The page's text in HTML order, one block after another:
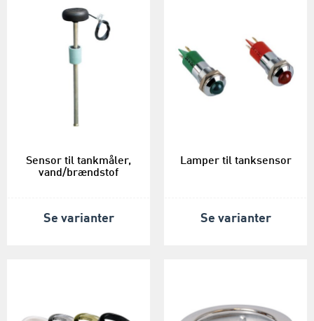
Sensor til tankmåler,
vand/brændstof
Se varianter
Lamper til tanksensor
Se varianter